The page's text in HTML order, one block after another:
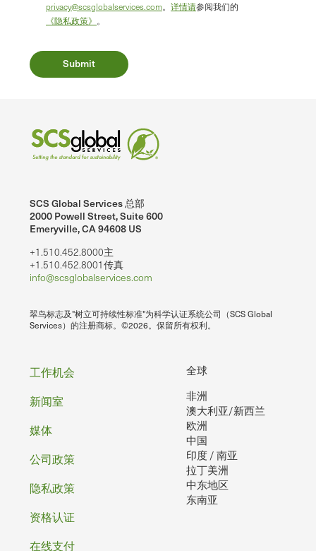
privacy@scsglobalservices.com。 详情请参阅我们的
《隐私政策》 。
SCS Global Services 总部
2000 Powell Street, Suite 600
Emeryville, CA 94608 US
+1.510.452.8000主
+1.510.452.8001传真
info@scsglobalservices.com
翠鸟标志及"树立可持续性标准"为科学认证系统公司（SCS Global
Services）的注册商标。©2026。保留所有权利。
全球
非洲
澳大利亚/新西兰
欧洲
中国
印度 / 南亚
拉丁美洲
中东地区
东南亚
页
脚
工作机会
新闻室
媒体
公司政策
隐私政策
资格认证
在线支付